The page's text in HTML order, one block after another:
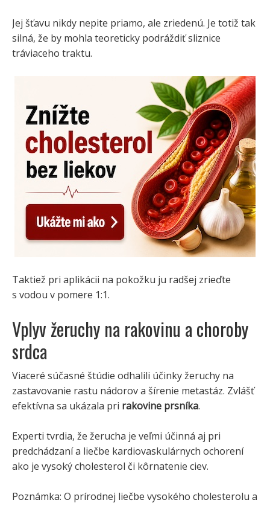
Jej šťavu nikdy nepite priamo, ale zriedenú. Je totiž tak
silná, že by mohla teoreticky podráždiť sliznice
tráviaceho traktu.
Taktiež pri aplikácii na pokožku ju radšej zrieďte
s vodou v pomere 1:1.
Vplyv žeruchy na rakovinu a choroby
srdca
Viaceré súčasné štúdie odhalili účinky žeruchy na
zastavovanie rastu nádorov a šírenie metastáz. Zvlášť
efektívna sa ukázala pri rakovine prsníka.
Experti tvrdia, že žerucha je veľmi účinná aj pri
predchádzaní a liečbe kardiovaskulárnych ochorení
ako je vysoký cholesterol či kôrnatenie ciev.
Poznámka: O prírodnej liečbe vysokého cholesterolu a